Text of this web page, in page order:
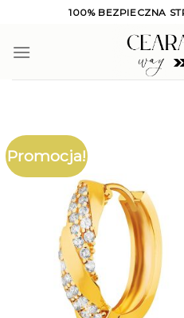
content
100% BEZPIECZNA
Promocja!